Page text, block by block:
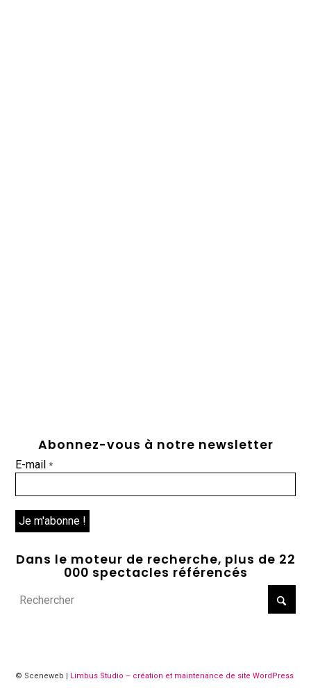
Abonnez-vous à notre newsletter
E-mail*
Dans le moteur de recherche, plus de 22
000 spectacles référencés
© Sceneweb | Limbus Studio – création et maintenance de site WordPress